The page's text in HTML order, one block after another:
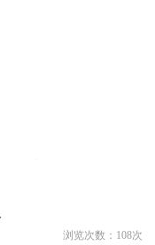
浏览次数： 108次